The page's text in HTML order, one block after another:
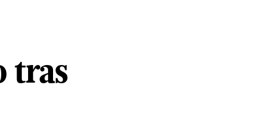
tras